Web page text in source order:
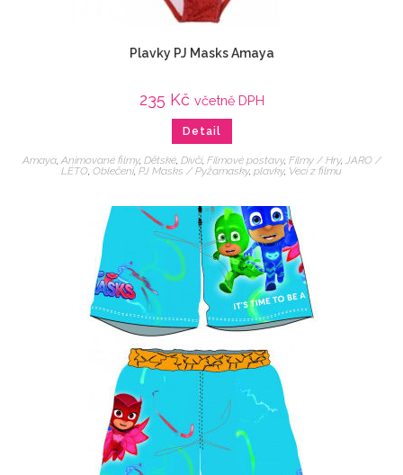
Plavky PJ Masks Amaya
235 Kč včetně DPH
Detail
Amaya, Animované filmy, Dětské, Dívčí, Filmové postavy, Filmy / Hry, JARO /
LÉTO, Oblečení, PJ Masks / Pyžamasky, plavky, Veci z filmu